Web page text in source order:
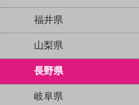
福井県
山梨県
長野県
岐阜県